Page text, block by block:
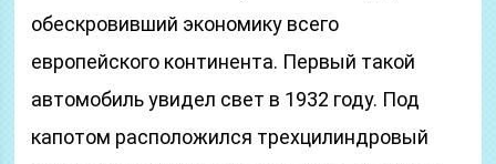
обескровивший экономику всего
европейского континента. Первый такой
автомобиль увидел свет в 1932 году. Под
капотом расположился трехцилиндровый